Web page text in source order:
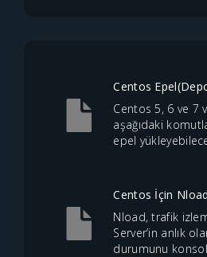
Centos
Centos 5, 6 ve 7
aşağıdaki
epel
Centos İçin
Nload, trafik
Server’in anlık
durumunu